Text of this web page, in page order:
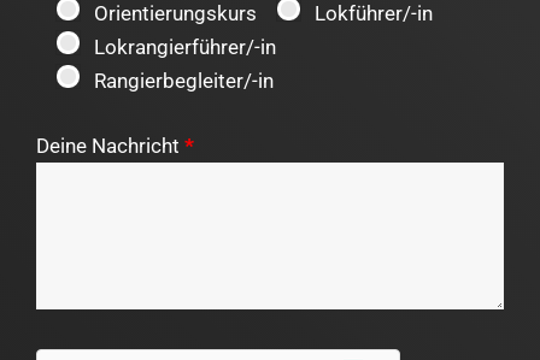
Orientierungskurs
Lokführer/-in
Lokrangierführer/-in
Rangierbegleiter/-in
Deine Nachricht *